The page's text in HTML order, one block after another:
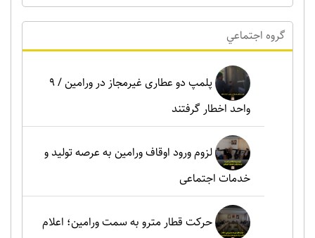
گروه اجتماعي
پلمپ دو عطاری غیرمجاز در ورامین / ۹
واحد اخطار گرفتند
لزوم ورود اوقاف ورامین به عرصه تولید و
خدمات اجتماعی
حرکت قطار مترو به سمت ورامین؛ اعلام